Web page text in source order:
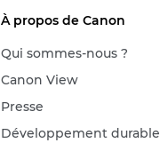
À propos de Canon
Qui sommes-nous ?
Canon View
Presse
Développement durable